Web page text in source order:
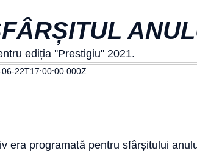
ediția ''Prestigiu'' 2021.
06-22T17:00:00.000Z
era programată pentru sfârșitului